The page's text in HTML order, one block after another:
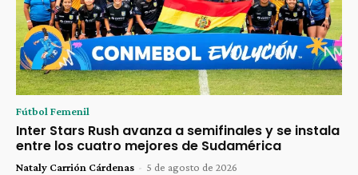
Fútbol Femenil
Inter Stars Rush avanza a semifinales y se instala
entre los cuatro mejores de Sudamérica
Nataly Carrión Cárdenas - 5 de agosto de 2026